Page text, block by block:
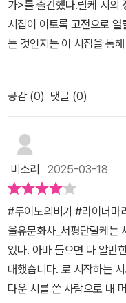
고 그것을 사랑할 때 비로
죽음을 두려워하기보다는,
변용하는 것이 중요하다고 강조합니다. 📌릴케
어떻게 생각하시나요?
가>를 출간했다.릴케 시의
시집이 이토록 고전으로
는 것인지는 이 시집을 통
읽으며 어느 순간부터 죽
느꼈고 무엇보다 문학, 철
했던 릴케의 삶이 압축되
주석은 물론이고 역자 안
비가>의 해설을 언급하는
편지의 마지막 부분에서당
하면 내가 더 무슨 말을 할
라고 능청을 떨며, 시집의
히 밝히기도 했다.삶이란
유할 수 없는 소재 속에서
모순 속에서 진리를 찾으
공감 (0) 댓글 (0)
비소리 2025-03-18
#두이노의비가 #라이너마
을유문화사_서평단릴케는
었다. 아마 들으면 다 알만
대했습니다. 로 시작하는
다운 시를 쓴 사람으로 내